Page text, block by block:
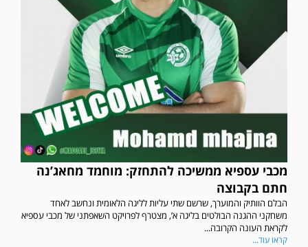
מכבי עספיא ממשיכה להתחזק: מוחמד מחאג’נה
חתם בקבוצה
הבלם הוותיק והמוערך, שרשם שתי עליות לליגה הלאומית ונחשב לאחד
משחקני ההגנה הבולטים בליגה א’, מצטרף לפרויקט השאפתני של מכבי עספיא
לקראת העונה הקרובה...
קראו עוד...
במשחק אימון שהתקיים הבוקר יום ה' ניצחה קרית מלאכי את עירוני אשדוד 5-0.